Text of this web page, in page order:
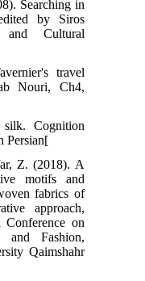
P. (2008). Searching in
edited by Siros
and Cultural
Tavernier's travel
Torab Nouri, Ch4,
Gilan silk. Cognition
34. ]In Persian[
Z. (2018). A
motifs and
of woven fabrics of
narrative approach,
Conference on
and Fashion,
University Qaimshahr